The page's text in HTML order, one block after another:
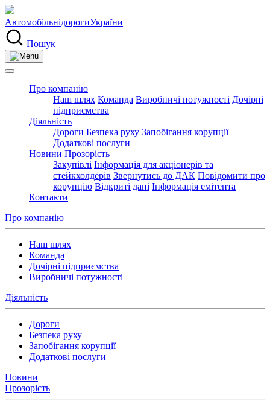
АвтомобільнідорогиУкраїни
Пошук
Про компанію
Наш шлях Команда Виробничі потужності Дочірні
підприємства
Діяльність
Дороги Безпека руху Запобігання корупції
Додаткові послуги
Новини Прозорість
Закупівлі Інформація для акціонерів та
стейкхолдерів Звернутись до ДАК Повідомити про
корупцію Відкриті дані Інформація емітента
Контакти
Про компанію
Наш шлях
Команда
Дочірні підприємства
Виробничі потужності
Діяльність
Дороги
Безпека руху
Запобігання корупції
Додаткові послуги
Новини
Прозорість